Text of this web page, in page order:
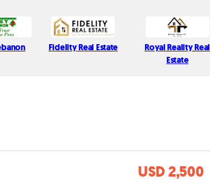
Fidelity Real Estate
Royal Reality Real
Estate
USD 2,500